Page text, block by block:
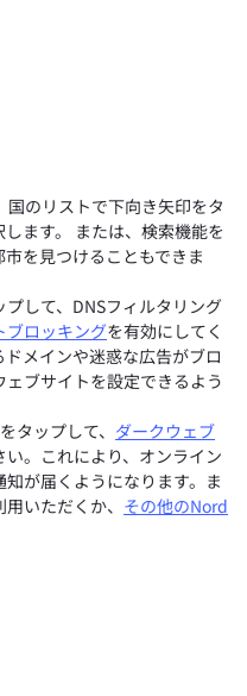
のリストで下向き矢印をタ
ます。 または、検索機能を
を見つけることもできま
プして、DNSフィルタリング
ブロッキングを有効にしてく
メインや迷惑な広告がブロ
ブサイトを設定できるよう
タップして、 ダークウェブ
。これにより、オンライン
が届くようになります。ま
いただくか、 その他のNord